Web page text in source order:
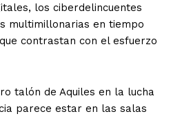
los ciberdelincuentes
multimillonarias en tiempo
contrastan con el esfuerzo
talón de Aquiles en la lucha
parece estar en las salas